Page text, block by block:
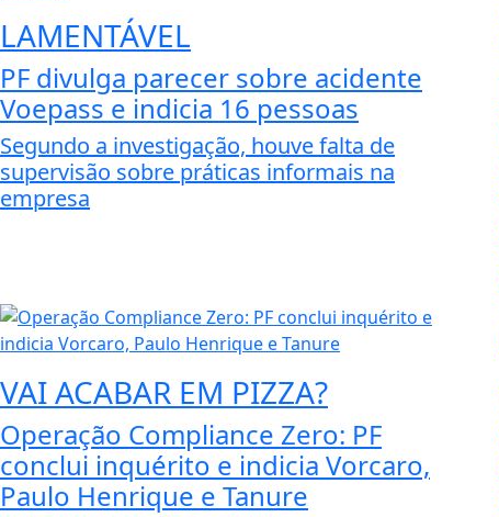
LAMENTÁVEL
PF divulga parecer sobre acidente
Voepass e indicia 16 pessoas
Segundo a investigação, houve falta de
supervisão sobre práticas informais na
empresa
VAI ACABAR EM PIZZA?
Operação Compliance Zero: PF
conclui inquérito e indicia Vorcaro,
Paulo Henrique e Tanure